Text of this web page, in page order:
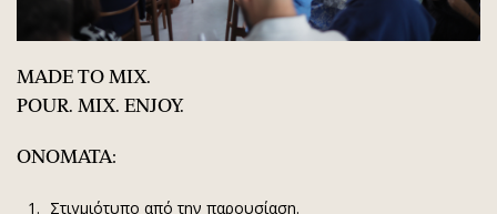
MADE TO MIX.
POUR. MIX. ENJOY.
ΟΝΟΜΑΤΑ:
Στιγμιότυπο από την παρουσίαση.